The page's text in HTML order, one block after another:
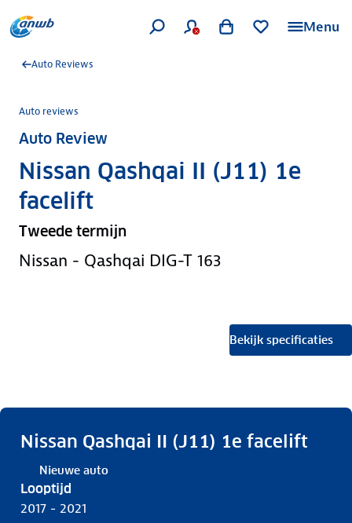
Menu
Auto Reviews
Auto reviews
Auto Review
Nissan Qashqai II (J11) 1e
facelift
Tweede termijn
Nissan - Qashqai DIG-T 163
Bekijk specificaties
Nissan Qashqai II (J11) 1e facelift
Nieuwe auto
Looptijd
2017 - 2021